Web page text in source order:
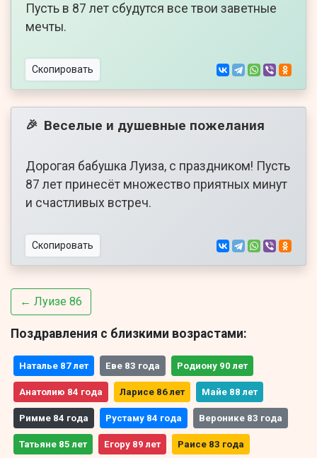
Пусть в 87 лет сбудутся все твои заветные
мечты.
Скопировать
🎉 Веселые и душевные пожелания
Дорогая бабушка Луиза, с праздником! Пусть
87 лет принесёт множество приятных минут
и счастливых встреч.
Скопировать
← Луизе 86
Поздравления с близкими возрастами:
Наталье 87 лет Еве 83 года Родиону 90 лет
Анатолию 84 года Ларисе 86 лет Майе 88 лет
Римме 84 года Рустаму 84 года Веронике 83 года
Татьяне 85 лет Егору 89 лет Раисе 83 года